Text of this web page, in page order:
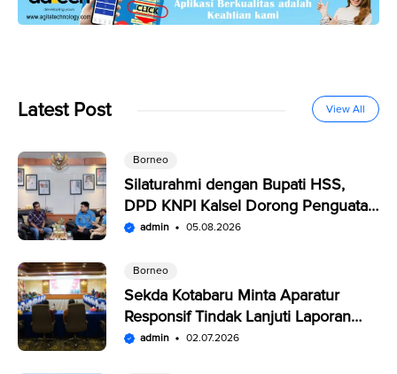
Latest Post View All
Borneo
Silaturahmi dengan Bupati HSS,
DPD KNPI Kalsel Dorong Penguatan
SDM Pemuda
admin 05.08.2026
Borneo
Sekda Kotabaru Minta Aparatur
Responsif Tindak Lanjuti Laporan
Warga di SP4N-LAPOR
admin 02.07.2026